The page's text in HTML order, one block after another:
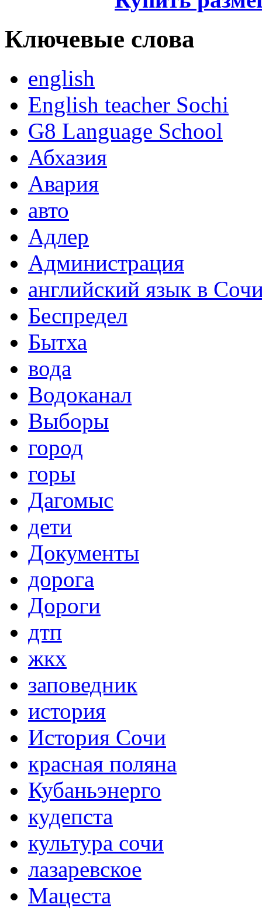
Ключевые слова
english
English teacher Sochi
G8 Language School
Абхазия
Авария
авто
Адлер
Администрация
английский язык в
Беспредел
Бытха
вода
Водоканал
Выборы
город
горы
Дагомыс
дети
Документы
дорога
Дороги
дтп
жкх
заповедник
история
История Сочи
красная поляна
Кубаньэнерго
кудепста
культура сочи
лазаревское
Мацеста